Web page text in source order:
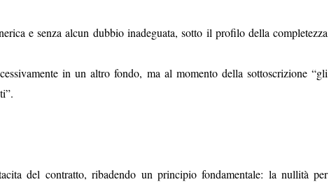
e senza alcun dubbio inadeguata, sotto il profilo della completezza
in un altro fondo, ma al momento della sottoscrizione “gli
del contratto, ribadendo un principio fondamentale: la nullità per